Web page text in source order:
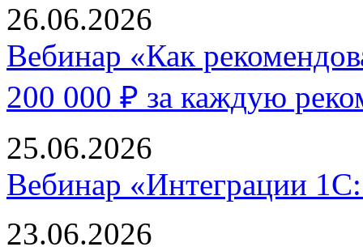
26.06.2026
Вебинар «Как
200 000 ₽ за каждую
25.06.2026
Вебинар «Интеграции
23.06.2026